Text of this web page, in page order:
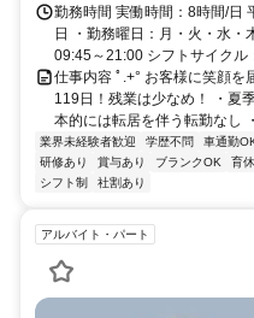
勤務時間 実働時間：8時間/日
日 ・勤務曜日：月・火・水・
09:45～21:00 シフトサイクル
仕事内容 ﾟ.+° お客様に笑顔を
119日！残業は少なめ！ ・夏
本的には転居を伴う転勤なし
業界未経験者歓迎 学歴不問 車通勤
研修あり
賞与あり ブランクOK 育
シフト制
社割あり
アルバイト・パート